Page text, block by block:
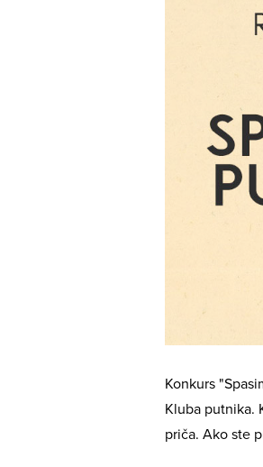
Konkurs
Kluba putnika.
priča. Ako ste